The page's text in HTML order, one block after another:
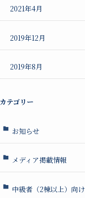
2021年4月
2019年12月
2019年8月
カテゴリー
お知らせ
メディア掲載情報
中級者（2棟以上）向け